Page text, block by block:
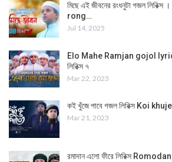
মিছে এই জীবনের রংধনুটা গজল
rong…
Jul 14, 2025
Elo Mahe Ramjan gojol lyrics
লিরিক্স ৭
Mar 22, 2023
কই খুঁজে পাবে গজল লিরিক্স Koi
Mar 21, 2023
রমাদান এলো ফীরে লিরিক্স